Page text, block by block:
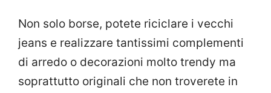
Non solo borse, potete riciclare i vecchi
jeans e realizzare tantissimi complementi
di arredo o decorazioni molto trendy ma
soprattutto originali che non troverete in